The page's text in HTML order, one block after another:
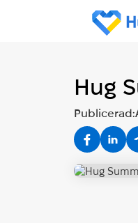
Hug
Publicerad: